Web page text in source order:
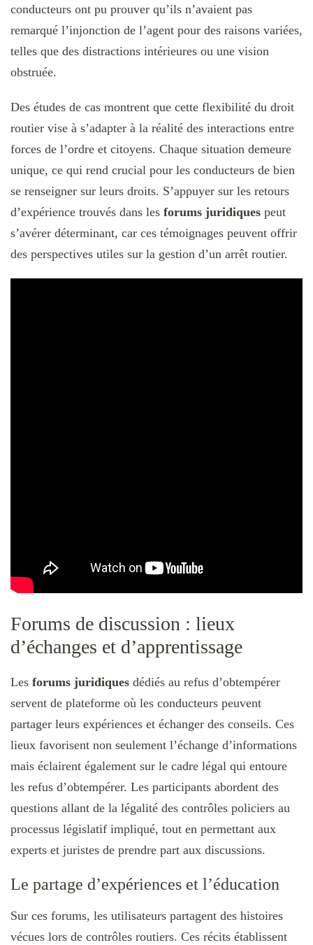
conducteurs ont pu prouver qu’ils n’avaient pas
remarqué l’injonction de l’agent pour des raisons variées,
telles que des distractions intérieures ou une vision
obstruée.
Des études de cas montrent que cette flexibilité du droit
routier vise à s’adapter à la réalité des interactions entre
forces de l’ordre et citoyens. Chaque situation demeure
unique, ce qui rend crucial pour les conducteurs de bien
se renseigner sur leurs droits. S’appuyer sur les retours
d’expérience trouvés dans les forums juridiques peut
s’avérer déterminant, car ces témoignages peuvent offrir
des perspectives utiles sur la gestion d’un arrêt routier.
Forums de discussion : lieux
d’échanges et d’apprentissage
Les forums juridiques dédiés au refus d’obtempérer
servent de plateforme où les conducteurs peuvent
partager leurs expériences et échanger des conseils. Ces
lieux favorisent non seulement l’échange d’informations
mais éclairent également sur le cadre légal qui entoure
les refus d’obtempérer. Les participants abordent des
questions allant de la légalité des contrôles policiers au
processus législatif impliqué, tout en permettant aux
experts et juristes de prendre part aux discussions.
Le partage d’expériences et l’éducation
Sur ces forums, les utilisateurs partagent des histoires
vécues lors de contrôles routiers. Ces récits établissent